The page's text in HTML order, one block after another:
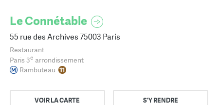
Le Connétable
55 rue des Archives 75003 Paris
Restaurant
Paris 3e arrondissement
Rambuteau
VOIR LA CARTE S'Y RENDRE